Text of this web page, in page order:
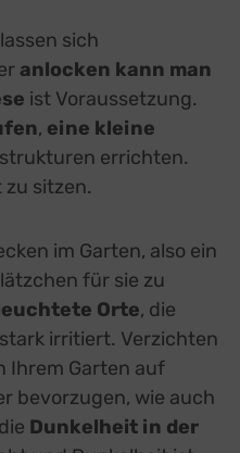
sich
anlocken kann man
ist Voraussetzung.
, eine kleine
errichten.
zu sitzen.
im Garten, also ein
für sie zu
Orte, die
irritiert. Verzichten
Ihrem Garten auf
bevorzugen, wie auch
Dunkelheit in der